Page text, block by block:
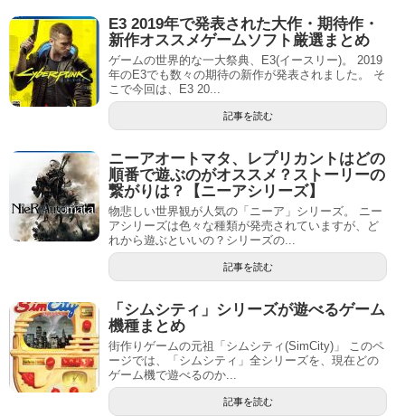
E3 2019年で発表された大作・期待作・
新作オススメゲームソフト厳選まとめ
ゲームの世界的な一大祭典、E3(イースリー)。 2019
年のE3でも数々の期待の新作が発表されました。 そ
こで今回は、E3 20...
記事を読む
ニーアオートマタ、レプリカントはどの
順番で遊ぶのがオススメ？ストーリーの
繋がりは？【ニーアシリーズ】
物悲しい世界観が人気の「ニーア」シリーズ。 ニー
アシリーズは色々な種類が発売されていますが、ど
れから遊ぶといいの？シリーズの...
記事を読む
「シムシティ」シリーズが遊べるゲーム
機種まとめ
街作りゲームの元祖「シムシティ(SimCity)」 このペ
ージでは、「シムシティ」全シリーズを、現在どの
ゲーム機で遊べるのか...
記事を読む